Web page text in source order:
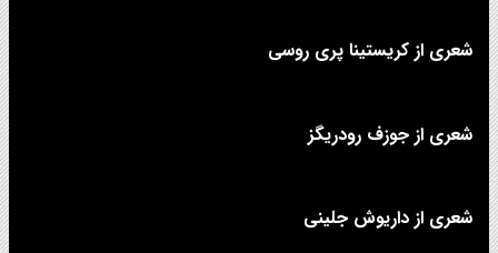
شعری از کریستینا پری روسی
شعری از جوزف رودریگز
شعری از داریوش جلینی